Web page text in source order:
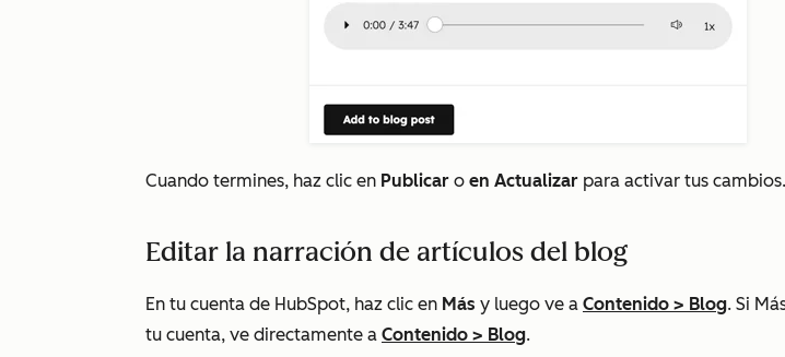
Cuando termines, haz clic en Publicar o en Actualizar para activar tus cambios.
Editar la narración de artículos del blog
En tu cuenta de HubSpot, haz clic en Más y luego ve a Contenido > Blog. Si
tu cuenta, ve directamente a Contenido > Blog.